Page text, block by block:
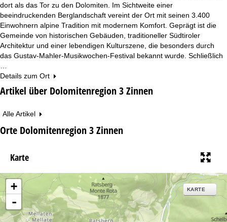
dort als das Tor zu den Dolomiten. Im Sichtweite einer
beeindruckenden Berglandschaft vereint der Ort mit seinen 3.400
Einwohnern alpine Tradition mit modernem Komfort. Geprägt ist die
Gemeinde von historischen Gebäuden, traditioneller Südtiroler
Architektur und einer lebendigen Kulturszene, die besonders durch
das Gustav-Mahler-Musikwochen-Festival bekannt wurde. Schließlich
Details zum Ort
Artikel über Dolomitenregion 3 Zinnen
Alle Artikel
Orte Dolomitenregion 3 Zinnen
Karte
+
-
KARTE